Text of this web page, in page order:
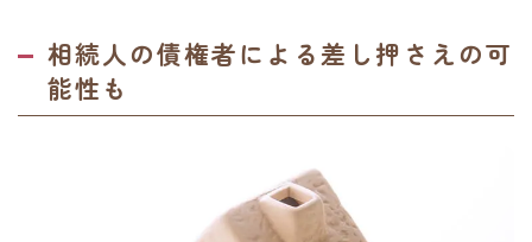
相続人の債権者による差し押さえの可
能性も